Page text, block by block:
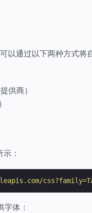
以通过以下两种方式将
供商）
：
体：